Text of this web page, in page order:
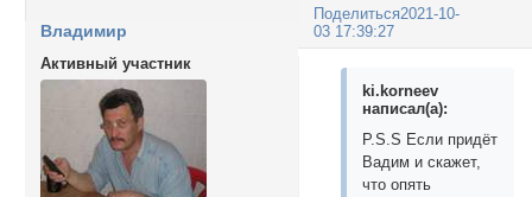
Поделиться2021-10-
03 17:39:27
Владимир
Активный участник
ki.korneev
написал(а):
P.S.S Если придёт
Вадим и скажет,
что опять